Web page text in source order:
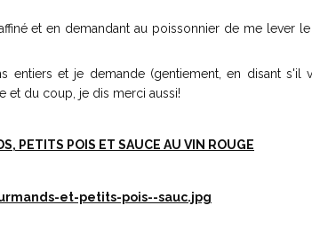
et en demandant au poissonnier de me lever
et je demande (gentiement, en disant s'il
et du coup, je dis merci aussi!
PETITS POIS ET SAUCE AU VIN ROUGE